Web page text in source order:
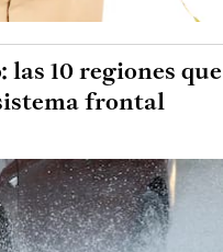
10 regiones que
frontal